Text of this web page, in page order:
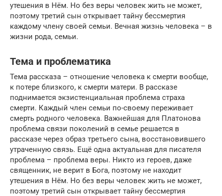
утешения в Нём. Но без веры человек жить не может,
поэтому третий сын открывает тайну бессмертия
каждому члену своей семьи. Вечная жизнь человека – в
жизни рода, семьи.
Тема и проблематика
Тема рассказа – отношение человека к смерти вообще,
к потере близкого, к смерти матери. В рассказе
поднимается экзистенциальная проблема страха
смерти. Каждый член семьи по-своему переживает
смерть родного человека. Важнейшая для Платонова
проблема связи поколений в семье решается в
рассказе через образ третьего сына, восстановившего
утраченную связь. Ещё одна актуальная для писателя
проблема – проблема веры. Никто из героев, даже
священник, не верит в Бога, поэтому не находит
утешения в Нём. Но без веры человек жить не может,
поэтому третий сын открывает тайну бессмертия